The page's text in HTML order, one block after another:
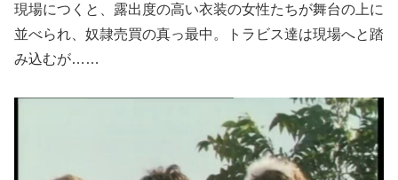
現場につくと、露出度の高い衣装の女性たちが舞台の上に
並べられ、奴隷売買の真っ最中。トラビス達は現場へと踏
み込むが……